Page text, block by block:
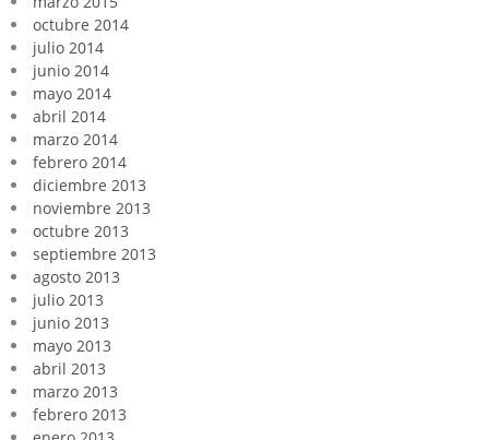
octubre 2014
julio 2014
junio 2014
mayo 2014
abril 2014
marzo 2014
febrero 2014
diciembre 2013
noviembre 2013
octubre 2013
septiembre 2013
agosto 2013
julio 2013
junio 2013
mayo 2013
abril 2013
marzo 2013
febrero 2013